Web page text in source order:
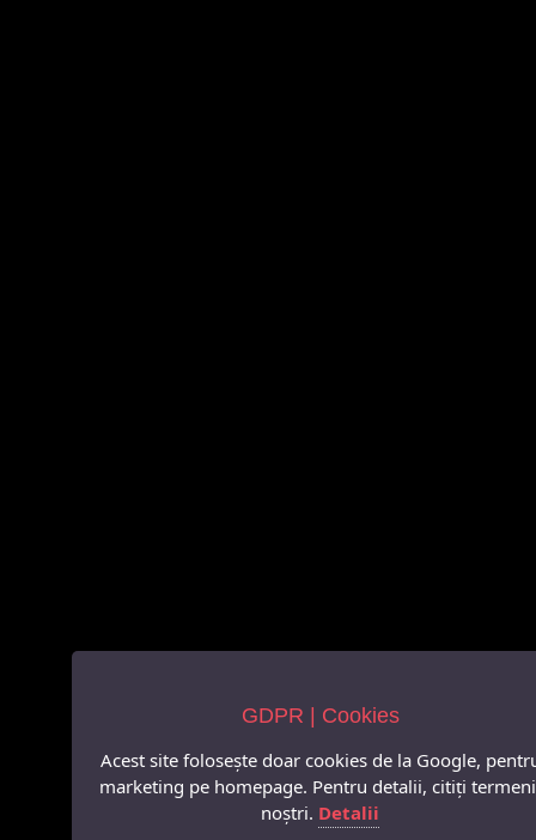
GDPR | Cookies
Acest site folosește doar cookies de la Google,
marketing pe homepage. Pentru detalii, citiți
noștri. Detalii